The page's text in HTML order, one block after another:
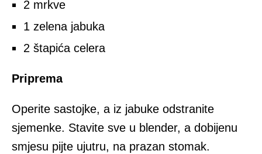
2 mrkve
1 zelena jabuka
2 štapića celera
Priprema
Operite sastojke, a iz jabuke odstranite
sjemenke. Stavite sve u blender, a dobijenu
smjesu pijte ujutru, na prazan stomak.